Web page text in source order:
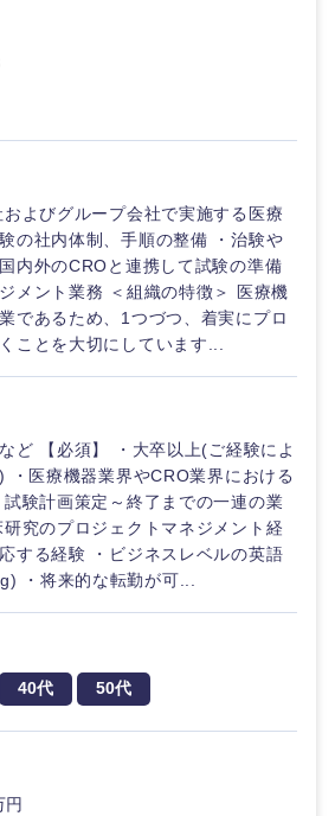
選択する
選択する
選択する
選択する
よびグループ会社で実施する医療
の社内体制、手順の整備 ・治験や
内外のCROと連携して試験の準備
メント業務 ＜組織の特徴＞ 医療機
であるため、1つづつ、着実にプロ
ことを大切にしています...
ど 【必須】 ・大卒以上(ご経験によ
・医療機器業界やCRO業界における
験計画策定～終了までの一連の業
究のプロジェクトマネジメント経
する経験 ・ビジネスレベルの英語
・将来的な転勤が可...
40代 50代